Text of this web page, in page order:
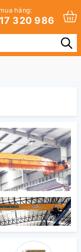
hàng:
320 986